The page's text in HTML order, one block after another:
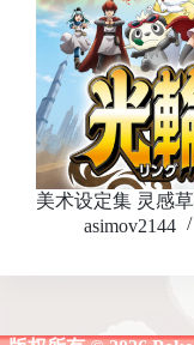
美术设定集 灵感
asimov2144